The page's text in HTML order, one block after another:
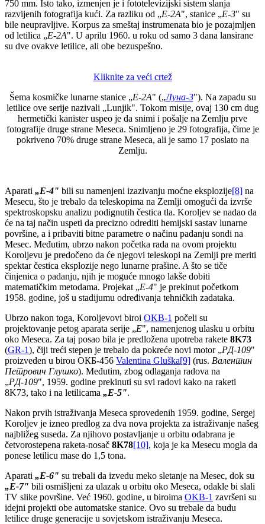
750 mm. Isto tako, izmenjen je i fototelevizijski sistem slanja
razvijenih fotografija kući. Za razliku od „E-2A", stanice „E-3" su
bile neupravljive. Korpus za smeštaj instrumenata bio je pozajmljen
od letilica „E-2A". U aprilu 1960. u roku od samo 3 dana lansirane
su dve ovakve letilice, ali obe bezuspešno.
Kliknite za veći crtež
Šema kosmičke lunarne stanice „E-2A" („Луна-3"). Na zapadu su
letilice ove serije nazivali „Lunjik". Tokom misije, ovaj 130 cm dug
hermetički kanister uspeo je da snimi i pošalje na Zemlju prve
fotografije druge strane Meseca. Snimljeno je 29 fotografija, čime je
pokriveno 70% druge strane Meseca, ali je samo 17 poslato na
Zemlju.
Aparati „E-4" bili su namenjeni izazivanju moćne eksplozije[8] na
Mesecu, što je trebalo da teleskopima na Zemlji omogući da izvrše
spektroskopsku analizu podignutih čestica tla. Koroljev se nadao da
će na taj način uspeti da precizno odrediti hemijski sastav lunarne
površine, a i pribaviti bitne parametre o načinu padanju sondi na
Mesec. Međutim, ubrzo nakon početka rada na ovom projektu
Koroljevu je predočeno da će njegovi teleskopi na Zemlji pre meriti
spektar čestica eksplozije nego lunarne prašine. A što se tiče
činjenica o padanju, njih je moguće mnogo lakše dobiti
matematičkim metodama. Projekat „E-4" je prekinut početkom
1958. godine, još u stadijumu određivanja tehničkih zadataka.
Ubrzo nakon toga, Koroljevovi biroi OKB-1 počeli su
projektovanje petog aparata serije „E", namenjenog ulasku u orbitu
oko Meseca. Za taj posao bila je predložena upotreba rakete 8K73
(GR-1), čiji treći stepen je trebalo da pokreće novi motor „РД-109"
proizveden u birou ОКБ-456 Valentina Gluška[9] (rus. Валентин
Петрович Глушко). Međutim, zbog odlaganja radova na
„РД-109", 1959. godine prekinuti su svi radovi kako na raketi
8K73, tako i na letilicama „E-5".
Nakon prvih istraživanja Meseca sprovedenih 1959. godine, Sergej
Koroljev je izneo predlog za dva nova projekta za istraživanje našeg
najbližeg suseda. Za njihovo postavljanje u orbitu odabrana je
četvorostepena raketa-nosač 8K78[10], koja je ka Mesecu mogla da
ponese letilicu mase do 1,5 tona.
Aparati „E-6" su trebali da izvedu meko sletanje na Mesec, dok su
„E-7" bili osmišljeni za ulazak u orbitu oko Meseca, odakle bi slali
TV slike površine. Već 1960. godine, u biroima OKB-1 završeni su
idejni projekti obe automatske stanice. Ovo su trebale da budu
letilice druge generacije u sovjetskom istraživanju Meseca.